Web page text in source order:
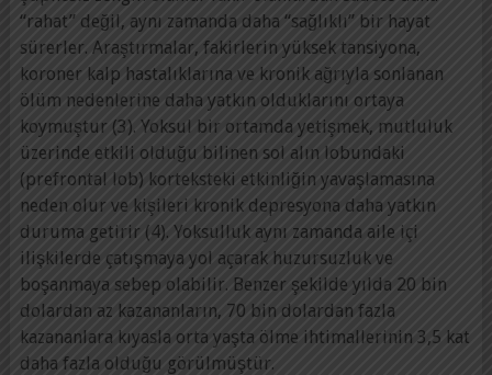
“rahat” değil, aynı zamanda daha “sağlıklı” bir hayat
sürerler. Araştırmalar, fakirlerin yüksek tansiyona,
koroner kalp hastalıklarına ve kronik ağrıyla sonlanan
ölüm nedenlerine daha yatkın olduklarını ortaya
koymuştur (3). Yoksul bir ortamda yetişmek, mutluluk
üzerinde etkili olduğu bilinen sol alın lobundaki
(prefrontal lob) korteksteki etkinliğin yavaşlamasına
neden olur ve kişileri kronik depresyona daha yatkın
duruma getirir (4). Yoksulluk aynı zamanda aile içi
ilişkilerde çatışmaya yol açarak huzursuzluk ve
boşanmaya sebep olabilir. Benzer şekilde yılda 20 bin
dolardan az kazananların, 70 bin dolardan fazla
kazananlara kıyasla orta yaşta ölme ihtimallerinin 3,5 kat
daha fazla olduğu görülmüştür.